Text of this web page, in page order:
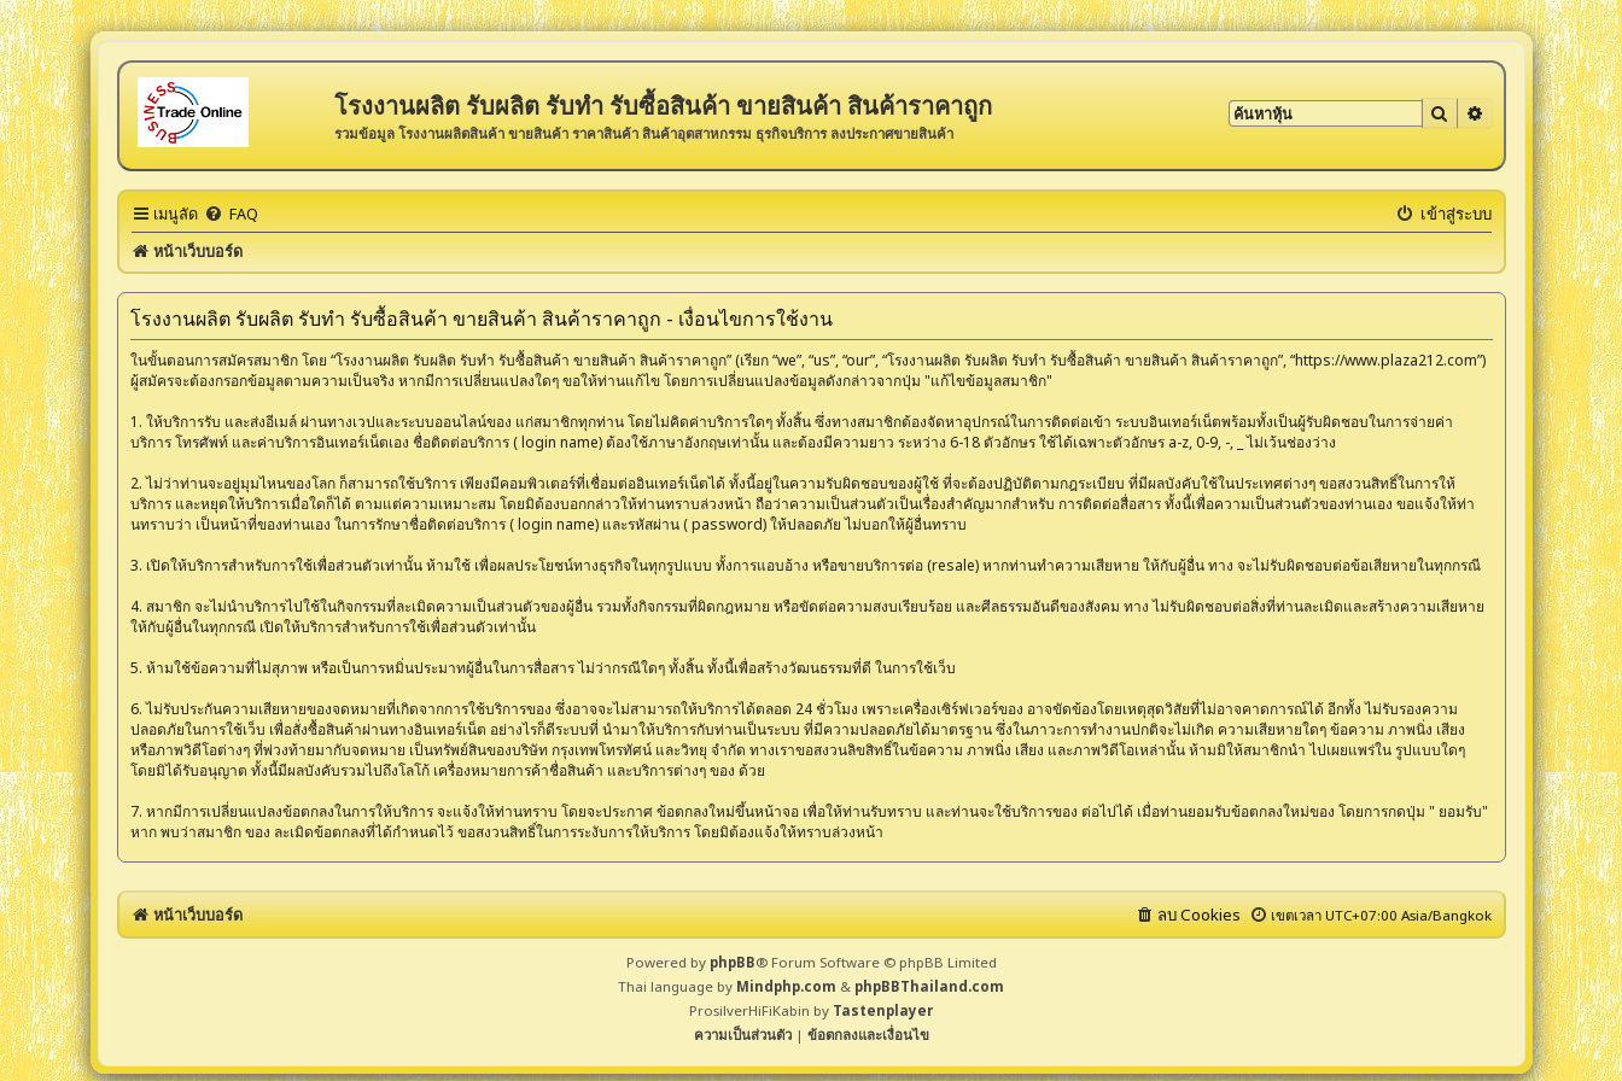
โรงงานผลิต รับผลิต รับทำ รับซื้อสินค้า ขายสินค้า สินค้าราคาถูก
รวมข้อมูล โรงงานผลิตสินค้า ขายสินค้า ราคาสินค้า สินค้าอุตสาหกรรม ธุรกิจบริการ ลงประกาศขายสินค้า
ค้นหา การค้นหาขั้นสูง
เมนูลัด FAQ
เข้าสู่ระบบ
หน้าเว็บบอร์ด
โรงงานผลิต รับผลิต รับทำ รับซื้อสินค้า ขายสินค้า สินค้าราคาถูก - เงื่อนไขการใช้งาน
ในขั้นตอนการสมัครสมาชิก โดย “โรงงานผลิต รับผลิต รับทำ รับซื้อสินค้า ขายสินค้า สินค้าราคาถูก” (เรียก “we”, “us”, “our”, “โรงงานผลิต รับผลิต รับทำ รับซื้อสินค้า ขายสินค้า สินค้าราคาถูก”, “https://www.plaza212.com”)
ผู้สมัครจะต้องกรอกข้อมูลตามความเป็นจริง หากมีการเปลี่ยนแปลงใดๆ ขอให้ท่านแก้ไข โดยการเปลี่ยนแปลงข้อมูลดังกล่าวจากปุ่ม "แก้ไขข้อมูลสมาชิก"
1. ให้บริการรับ และส่งอีเมล์ ผ่านทางเวปและระบบออนไลน์ของ แก่สมาชิกทุกท่าน โดยไม่คิดค่าบริการใดๆ ทั้งสิ้น ซึ่งทางสมาชิกต้องจัดหาอุปกรณ์ในการติดต่อเข้า ระบบอินเทอร์เน็ตพร้อมทั้งเป็นผู้รับผิดชอบในการจ่ายค่า
บริการ โทรศัพท์ และค่าบริการอินเทอร์เน็ตเอง ชื่อติดต่อบริการ ( login name) ต้องใช้ภาษาอังกฤษเท่านั้น และต้องมีความยาว ระหว่าง 6-18 ตัวอักษร ใช้ได้เฉพาะตัวอักษร a-z, 0-9, -, _ ไม่เว้นช่องว่าง
2. ไม่ว่าท่านจะอยู่มุมไหนของโลก ก็สามารถใช้บริการ เพียงมีคอมพิวเตอร์ที่เชื่อมต่ออินเทอร์เน็ตได้ ทั้งนี้อยู่ในความรับผิดชอบของผู้ใช้ ที่จะต้องปฏิบัติตามกฎระเบียบ ที่มีผลบังคับใช้ในประเทศต่างๆ ขอสงวนสิทธิ์ในการให้
บริการ และหยุดให้บริการเมื่อใดก็ได้ ตามแต่ความเหมาะสม โดยมิต้องบอกกล่าวให้ท่านทราบล่วงหน้า ถือว่าความเป็นส่วนตัวเป็นเรื่องสำคัญมากสำหรับ การติดต่อสื่อสาร ทั้งนี้เพื่อความเป็นส่วนตัวของท่านเอง ขอแจ้งให้ท่า
นทราบว่า เป็นหน้าที่ของท่านเอง ในการรักษาชื่อติดต่อบริการ ( login name) และรหัสผ่าน ( password) ให้ปลอดภัย ไม่บอกให้ผู้อื่นทราบ
3. เปิดให้บริการสำหรับการใช้เพื่อส่วนตัวเท่านั้น ห้ามใช้ เพื่อผลประโยชน์ทางธุรกิจในทุกรูปแบบ ทั้งการแอบอ้าง หรือขายบริการต่อ (resale) หากท่านทำความเสียหาย ให้กับผู้อื่น ทาง จะไม่รับผิดชอบต่อข้อเสียหายในทุกกรณี
4. สมาชิก จะไม่นำบริการไปใช้ในกิจกรรมที่ละเมิดความเป็นส่วนตัวของผู้อื่น รวมทั้งกิจกรรมที่ผิดกฎหมาย หรือขัดต่อความสงบเรียบร้อย และศีลธรรมอันดีของสังคม ทาง ไม่รับผิดชอบต่อสิ่งที่ท่านละเมิดและสร้างความเสียหาย
ให้กับผู้อื่นในทุกกรณี เปิดให้บริการสำหรับการใช้เพื่อส่วนตัวเท่านั้น
5. ห้ามใช้ข้อความที่ไม่สุภาพ หรือเป็นการหมิ่นประมาทผู้อื่นในการสื่อสาร ไม่ว่ากรณีใดๆ ทั้งสิ้น ทั้งนี้เพื่อสร้างวัฒนธรรมที่ดี ในการใช้เว็บ
6. ไม่รับประกันความเสียหายของจดหมายที่เกิดจากการใช้บริการของ ซึ่งอาจจะไม่สามารถให้บริการได้ตลอด 24 ชั่วโมง เพราะเครื่องเซิร์ฟเวอร์ของ อาจขัดข้องโดยเหตุสุดวิสัยที่ไม่อาจคาดการณ์ได้ อีกทั้ง ไม่รับรองความ
ปลอดภัยในการใช้เว็บ เพื่อสั่งซื้อสินค้าผ่านทางอินเทอร์เน็ต อย่างไรก็ดีระบบที่ นำมาให้บริการกับท่านเป็นระบบ ที่มีความปลอดภัยได้มาตรฐาน ซึ่งในภาวะการทำงานปกติจะไม่เกิด ความเสียหายใดๆ ข้อความ ภาพนิ่ง เสียง
หรือภาพวิดีโอต่างๆ ที่พ่วงท้ายมากับจดหมาย เป็นทรัพย์สินของบริษัท กรุงเทพโทรทัศน์ และวิทยุ จำกัด ทางเราขอสงวนลิขสิทธิ์ในข้อความ ภาพนิ่ง เสียง และภาพวิดีโอเหล่านั้น ห้ามมิให้สมาชิกนำ ไปเผยแพร่ใน รูปแบบใดๆ
โดยมิได้รับอนุญาต ทั้งนี้มีผลบังคับรวมไปถึงโลโก้ เครื่องหมายการค้าชื่อสินค้า และบริการต่างๆ ของ ด้วย
7. หากมีการเปลี่ยนแปลงข้อตกลงในการให้บริการ จะแจ้งให้ท่านทราบ โดยจะประกาศ ข้อตกลงใหม่ขึ้นหน้าจอ เพื่อให้ท่านรับทราบ และท่านจะใช้บริการของ ต่อไปได้ เมื่อท่านยอมรับข้อตกลงใหม่ของ โดยการกดปุ่ม " ยอมรับ"
หาก พบว่าสมาชิก ของ ละเมิดข้อตกลงที่ได้กำหนดไว้ ขอสงวนสิทธิ์ในการระงับการให้บริการ โดยมิต้องแจ้งให้ทราบล่วงหน้า
หน้าเว็บบอร์ด เขตเวลา UTC+07:00 Asia/Bangkok
ลบ Cookies
Powered by phpBB® Forum Software © phpBB Limited
Thai language by Mindphp.com & phpBBThailand.com
ProsilverHiFiKabin by Tastenplayer
ความเป็นส่วนตัว| ข้อตกลงและเงื่อนไข